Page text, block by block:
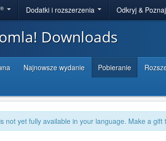
® Dodatki i rozszerzenia Odkryj & Poznaj
Downloads
Najnowsze wydanie Pobieranie
not yet fully available in your language. Make a